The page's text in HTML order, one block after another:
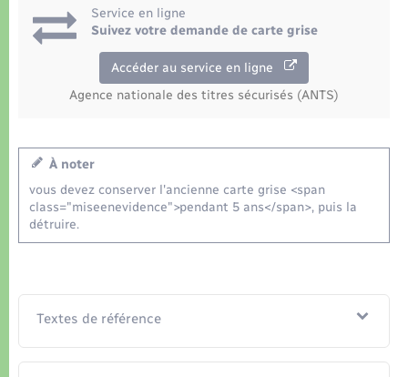
Service en ligne
Suivez votre demande de carte grise
Accéder au service en ligne
Agence nationale des titres sécurisés (ANTS)
À noter
vous devez conserver l'ancienne carte grise <span
class="miseenevidence">pendant 5 ans</span>, puis la
détruire.
Textes de référence